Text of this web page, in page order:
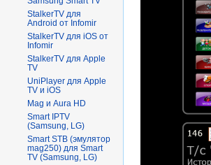
StalkerTV для
Android от Infomir
StalkerTV для iOS от
Infomir
StalkerTV для Apple
TV
UniPlayer для Apple
TV и iOS
Mag и Aura HD
Smart IPTV
(Samsung, LG)
Smart STB (эмулятор
mag250) для Smart
TV (Samsung, LG)